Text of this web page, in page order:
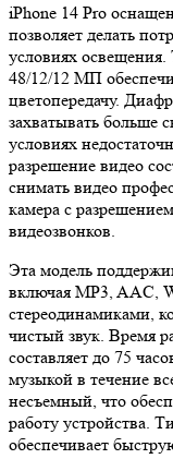
iPhone 14 Pro
позволяет делать
условиях освещения.
48/12/12 МП
цветопередачу.
захватывать больше
условиях
разрешение видео
снимать видео
камера с
видеозвонков.
Эта модель
включая MP3, AAC,
стереодинамиками,
чистый звук. Время
составляет до 75
музыкой в течение
несъемный, что
работу устройства.
обеспечивает